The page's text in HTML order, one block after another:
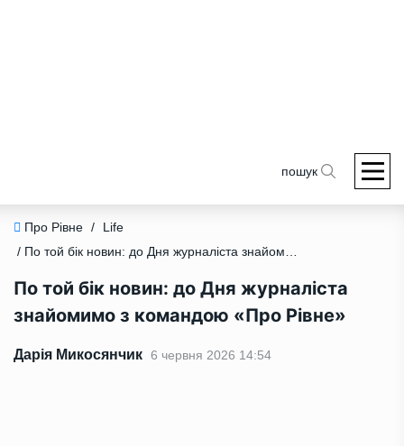
пошук
Про Рівне /
Life
/ По той бік новин: до Дня журналіста знайомимо з командою «Про Рівне»
По той бік новин: до Дня журналіста
знайомимо з командою «Про Рівне»
Дарія Микосянчик 6 червня 2026 14:54